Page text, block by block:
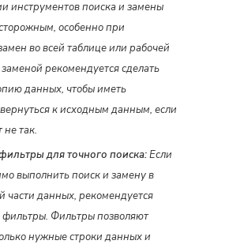
инструментов поиска и замены
особенно при
во всей таблице или рабочей
рекомендуется сделать
данных, чтобы иметь
к исходным данным, если
не так.
для точного поиска:Если
выполнить поиск и замену в
части данных, рекомендуется
фильтры. Фильтры позволяют
нужные строки данных и